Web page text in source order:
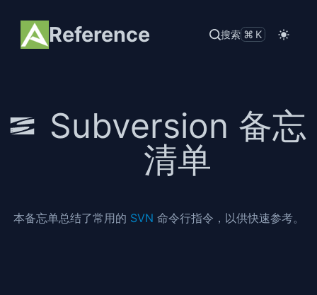
Reference 搜索 ⌘K
Subversion 备忘
清单
本备忘单总结了常用的 SVN 命令行指令，以供快速参考。